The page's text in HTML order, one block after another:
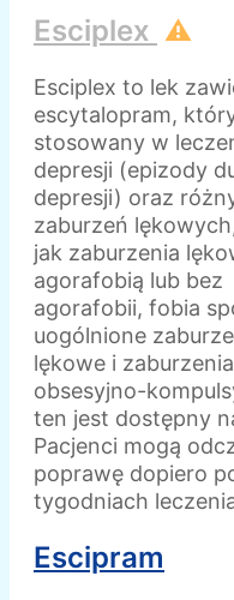
Esciplex ⚠️
Esciplex to lek
escytalopram,
stosowany w
depresji (epizody
depresji) oraz
zaburzeń
jak zaburzenia
agorafobią lub bez
agorafobii, fobia
uogólnione
lękowe i zaburzenia
obsesyjno-
ten jest dostępny
Pacjenci mogą
poprawę dopiero
tygodniach
Escipram